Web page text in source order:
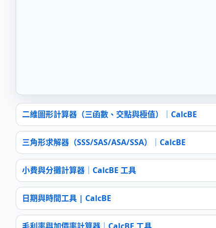
二維圖形計算器（三函數、交點與極值）｜CalcBE
三角形求解器（SSS/SAS/ASA/SSA）｜CalcBE
小費與分攤計算器｜CalcBE 工具
日期與時間工具 | CalcBE